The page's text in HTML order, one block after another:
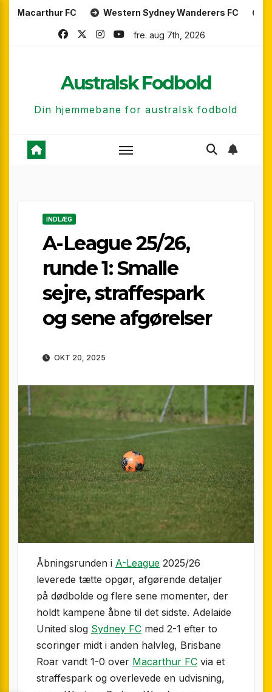
SkipFC Western Sydney Wanderers FC Perth Glory
fre. aug 7th, 2026
Australsk Fodbold
Din hjemmebane for australsk fodbold
INDLÆG
A-League 25/26,
runde 1: Smalle
sejre, straffespark
og sene afgørelser
OKT 20, 2025
Åbningsrunden i A-League 2025/26
leverede tætte opgør, afgørende detaljer
på dødbolde og flere sene momenter, der
holdt kampene åbne til det sidste. Adelaide
United slog Sydney FC med 2-1 efter to
scoringer midt i anden halvleg, Brisbane
Roar vandt 1-0 over Macarthur FC via et
straffespark og overlevede en udvisning,